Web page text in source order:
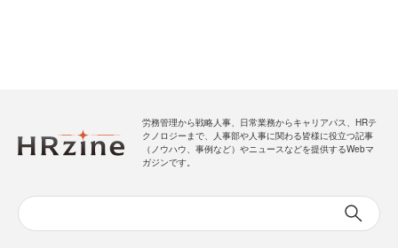
労務管理から戦略人事、日常業務からキャリアパス、HRテ
クノロジーまで、人事部や人事に関わる皆様に役立つ記事
（ノウハウ、事例など）やニュースなどを提供するWebマ
ガジンです。